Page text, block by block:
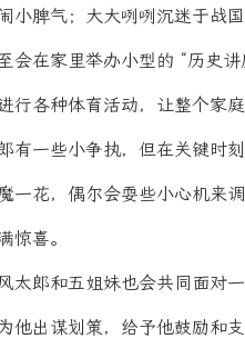
小脾气；大大咧咧沉迷于战
会在家里举办小型的 “历史
行各种体育活动，让整个家
有一些小争执，但在关键时
一花，偶尔会耍些小心机来
惊喜。
太郎和五姐妹也会共同面对
他出谋划策，给予他鼓励和